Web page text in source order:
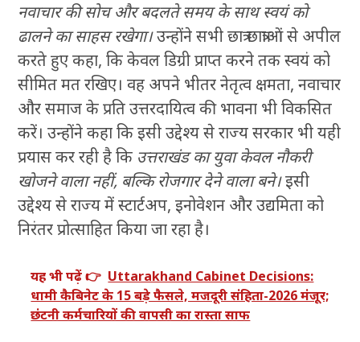
नवाचार की सोच और बदलते समय के साथ स्वयं को
ढालने का साहस रखेगा।उन्होंने सभी छात्र छात्राओं से अपील
करते हुए कहा, कि केवल डिग्री प्राप्त करने तक स्वयं को
सीमित मत रखिए। वह अपने भीतर नेतृत्व क्षमता, नवाचार
और समाज के प्रति उत्तरदायित्व की भावना भी विकसित
करें। उन्होंने कहा कि इसी उद्देश्य से राज्य सरकार भी यही
प्रयास कर रही है कि उत्तराखंड का युवा केवल नौकरी
खोजने वाला नहीं, बल्कि रोजगार देने वाला बने।इसी
उद्देश्य से राज्य में स्टार्टअप, इनोवेशन और उद्यमिता को
निरंतर प्रोत्साहित किया जा रहा है।
यह भी पढ़ें 👉 Uttarakhand Cabinet Decisions:
धामी कैबिनेट के 15 बड़े फैसले, मजदूरी संहिता-2026 मंजूर;
छंटनी कर्मचारियों की वापसी का रास्ता साफ